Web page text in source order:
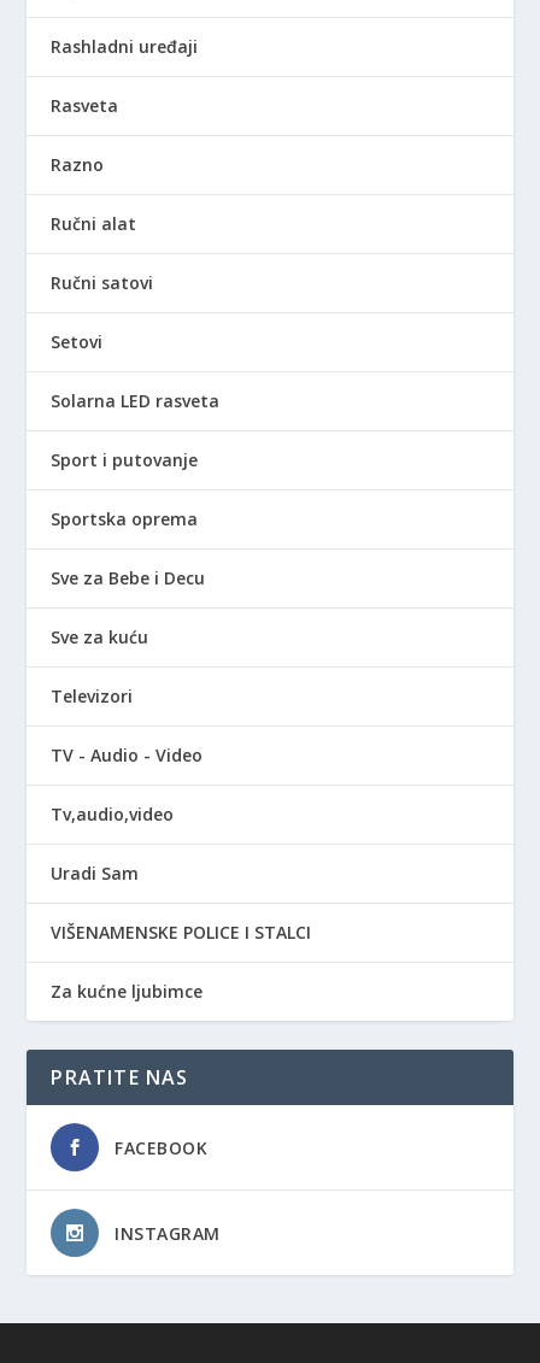
Rashladni uređaji
Rasveta
Razno
Ručni alat
Ručni satovi
Setovi
Solarna LED rasveta
Sport i putovanje
Sportska oprema
Sve za Bebe i Decu
Sve za kuću
Televizori
TV - Audio - Video
Tv,audio,video
Uradi Sam
VIŠENAMENSKE POLICE I STALCI
Za kućne ljubimce
PRATITE NAS
FACEBOOK
INSTAGRAM